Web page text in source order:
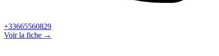
+33665560829
Voir la fiche →